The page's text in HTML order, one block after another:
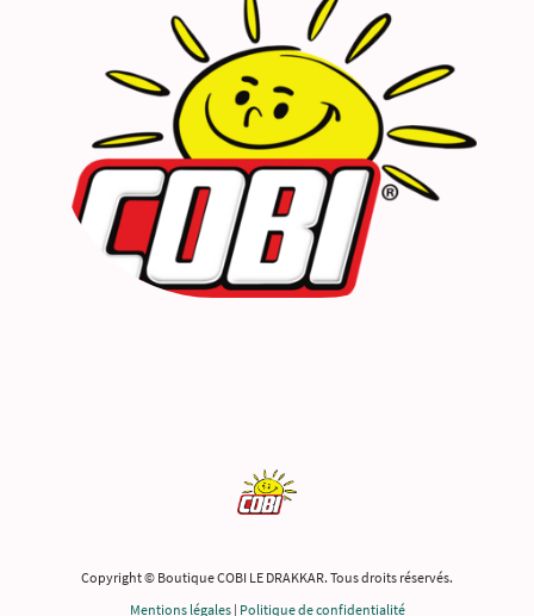
Copyright © Boutique COBI LE DRAKKAR. Tous droits réservés.
Mentions légales| Politique de confidentialité